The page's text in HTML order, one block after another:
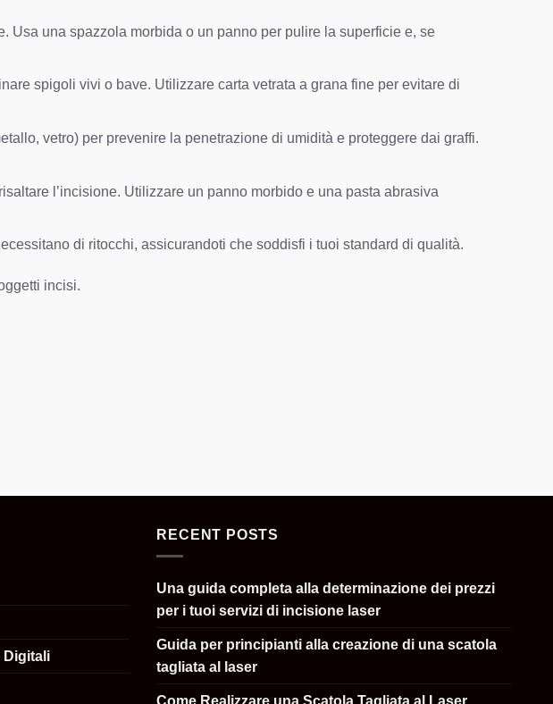
Usa una spazzola morbida o un panno per pulire la superficie e, se
spigoli vivi o bave. Utilizzare carta vetrata a grana fine per evitare di
vetro) per prevenire la penetrazione di umidità e proteggere dai graffi.
l’incisione. Utilizzare un panno morbido e una pasta abrasiva
di ritocchi, assicurandoti che soddisfi i tuoi standard di qualità.
incisi.
Digitali
RECENT POSTS
Una guida completa alla determinazione dei prezzi
per i tuoi servizi di incisione laser
Guida per principianti alla creazione di una scatola
tagliata al laser